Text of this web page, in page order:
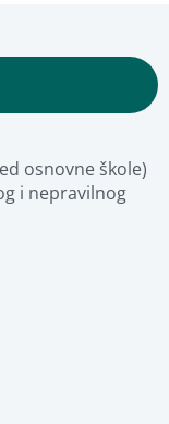
osnovne škole)
i nepravilnog